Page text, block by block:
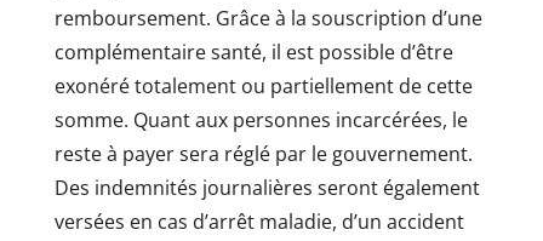
remboursement. Grâce à la souscription d’une
complémentaire santé, il est possible d’être
exonéré totalement ou partiellement de cette
somme. Quant aux personnes incarcérées, le
reste à payer sera réglé par le gouvernement.
Des indemnités journalières seront également
versées en cas d’arrêt maladie, d’un accident